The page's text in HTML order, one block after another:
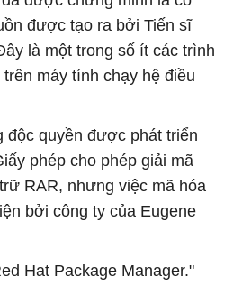
được tạo ra bởi Tiến sĩ
là một trong số ít các trình
máy tính chạy hệ điều
độc quyền được phát triển
phép cho phép giải mã
RAR, nhưng việc mã hóa
bởi công ty của Eugene
Hat Package Manager."